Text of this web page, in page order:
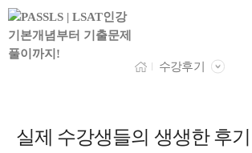
수강후기
실제 수강생들의 생생한 후기